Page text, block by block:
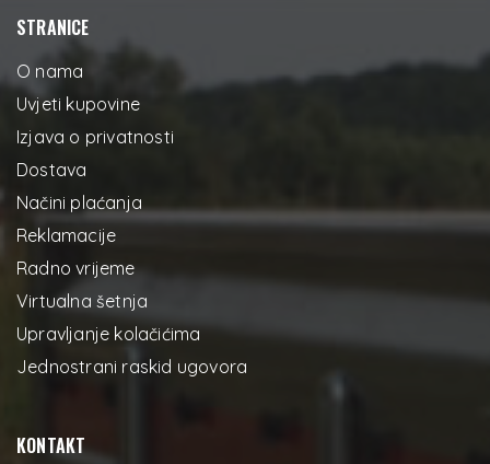
STRANICE
O nama
Uvjeti kupovine
Izjava o privatnosti
Dostava
Načini plaćanja
Reklamacije
Radno vrijeme
Virtualna šetnja
Upravljanje kolačićima
Jednostrani raskid ugovora
KONTAKT